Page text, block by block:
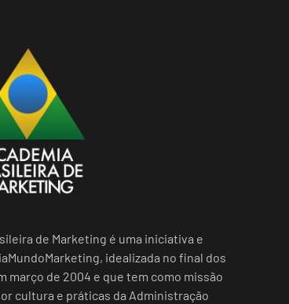
de Marketing é uma iniciativa e
idealizada no final dos
março de 2004 e que tem como missão
cultura e práticas da Administração